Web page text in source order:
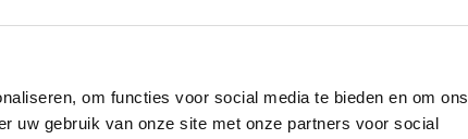
om functies voor social media te bieden en om ons
uw gebruik van onze site met onze partners voor social